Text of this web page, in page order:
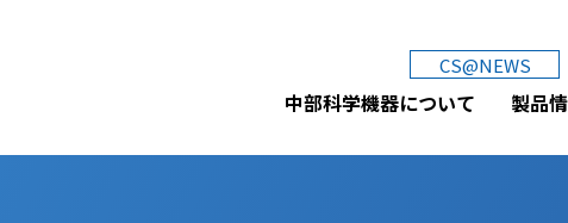
CS@NEWS
中部科学機器について 製品